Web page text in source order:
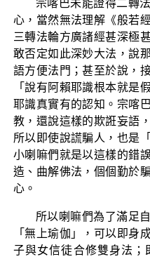
宗喀巴未能證得二轉
心，當然無法理解《般若
三轉法輪方廣諸經甚深極
敢否定如此深妙大法，說
語方便法門；甚至於說，
「說有阿賴耶識根本就是
耶識真實有的認知。宗喀
教，還說這樣的欺誑妄語
所以即使說謊騙人，也是
小喇嘛們就是以這樣的錯
造、曲解佛法，個個勤於
心。
所以喇嘛們為了滿足
「無上瑜伽」，可以即身
子與女信徒合修雙身法；